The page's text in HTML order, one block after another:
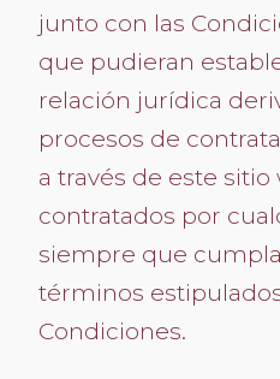
junto con las
que pudieran
relación jurídica
procesos de
a través de este
contratados por
siempre que
términos
Condiciones.